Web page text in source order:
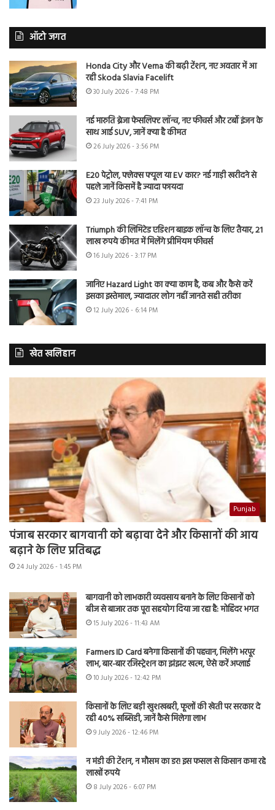
ऑटो जगत
Honda City और Verna की बढ़ी टेंशन, नए अवतार में आ
रही Skoda Slavia Facelift
30 July 2026 - 7:48 PM
नई मारुति ब्रेजा फेसलिफ्ट लॉन्च, नए फीचर्स और टर्बो इंजन के
साथ आई SUV, जानें क्या है कीमत
26 July 2026 - 3:56 PM
E20 पेट्रोल, फ्लेक्स फ्यूल या EV कार? नई गाड़ी खरीदने से
पहले जानें किसमें है ज्यादा फायदा
23 July 2026 - 7:41 PM
Triumph की लिमिटेड एडिशन बाइक लॉन्च के लिए तैयार, 21
लाख रुपये कीमत में मिलेंगे प्रीमियम फीचर्स
16 July 2026 - 3:17 PM
जानिए Hazard Light का क्या काम है, कब और कैसे करें
इसका इस्तेमाल, ज्यादातर लोग नहीं जानते सही तरीका
12 July 2026 - 6:14 PM
खेत खलिहान
Punjab
पंजाब सरकार बागवानी को बढ़ावा देने और किसानों की आय
बढ़ाने के लिए प्रतिबद्ध
24 July 2026 - 1:45 PM
बागवानी को लाभकारी व्यवसाय बनाने के लिए किसानों को
बीज से बाजार तक पूरा सहयोग दिया जा रहा है: मोहिंदर भगत
15 July 2026 - 11:43 AM
Farmers ID Card बनेगा किसानों की पहचान, मिलेंगे भरपूर
लाभ, बार-बार रजिस्ट्रेशन का झंझट खत्म, ऐसे करें अप्लाई
10 July 2026 - 12:42 PM
किसानों के लिए बड़ी खुशखबरी, फूलों की खेती पर सरकार दे
रही 40% सब्सिडी, जानें कैसे मिलेगा लाभ
9 July 2026 - 12:46 PM
न मंडी की टेंशन, न मौसम का डर! इस फसल से किसान कमा रहे
लाखों रुपये
8 July 2026 - 6:07 PM